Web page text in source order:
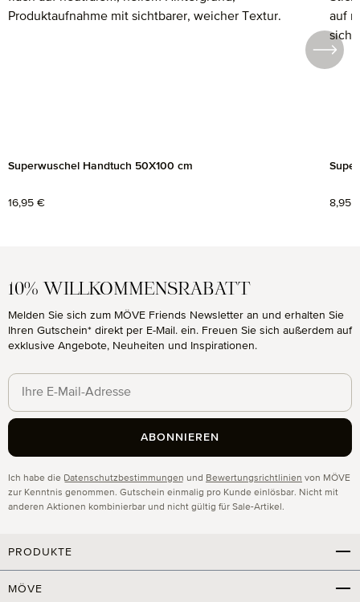
Superwuschel Handtuch 50X100 cm
Regulärer Preis:
16,95 € 8,95
10% WILLKOMMENSRABATT
Melden Sie sich zum MÖVE Friends Newsletter an und erhalten Sie
Ihren Gutschein* direkt per E-Mail. ein. Freuen Sie sich außerdem auf
exklusive Angebote, Neuheiten und Inspirationen.
Ich habe die Datenschutzbestimmungen und Bewertungsrichtlinien von MÖVE
zur Kenntnis genommen. Gutschein einmalig pro Kunde einlösbar. Nicht mit
anderen Aktionen kombinierbar und nicht gültig für Sale-Artikel.
ABONNIEREN
PRODUKTE
MÖVE